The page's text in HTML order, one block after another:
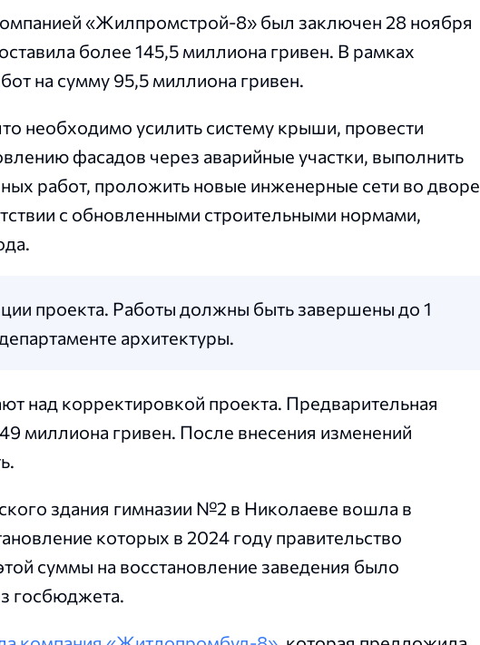
«Жилпромстрой-8» был заключен 28 ноября
более 145,5 миллиона гривен. В рамках
на сумму 95,5 миллиона гривен.
необходимо усилить систему крыши, провести
фасадов через аварийные участки, выполнить
работ, проложить новые инженерные сети во дворе
с обновленными строительными нормами,
проекта. Работы должны быть завершены до 1
архитектуры.
над корректировкой проекта. Предварительная
миллиона гривен. После внесения изменений
здания гимназии №2 в Николаеве вошла в
которых в 2024 году правительство
суммы на восстановление заведения было
госбюджета.